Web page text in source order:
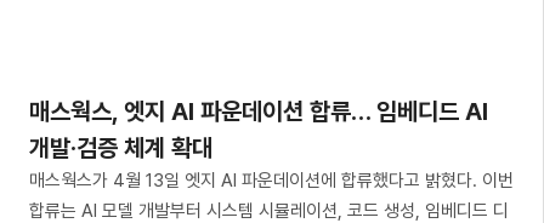
매스웍스, 엣지 AI 파운데이션 합류… 임베디드 AI
개발·검증 체계 확대
매스웍스가 4월 13일 엣지 AI 파운데이션에 합류했다고 밝혔다. 이번
합류는 AI 모델 개발부터 시스템 시뮬레이션, 코드 생성, 임베디드 디